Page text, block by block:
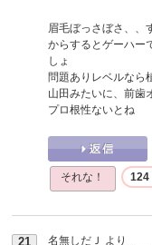
眉毛ぼっさぼさ、、
からするとゲーハー
しょ
問題ありレベルなら
山田みたいに、前歯
プロ根性ないとね
それな！ 124
21 名無しだＪ より